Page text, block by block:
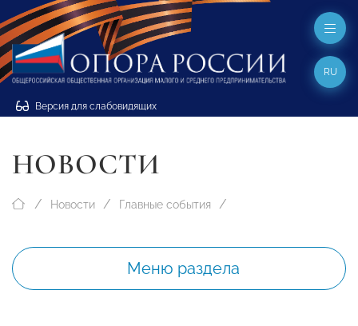
Версия для слабовидящих
RU
НОВОСТИ
Новости Главные события
Меню раздела